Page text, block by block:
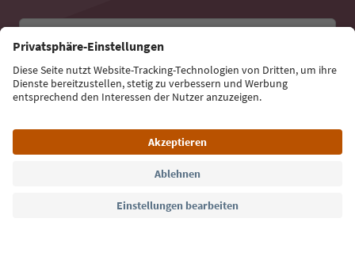
Jetzt anmelden